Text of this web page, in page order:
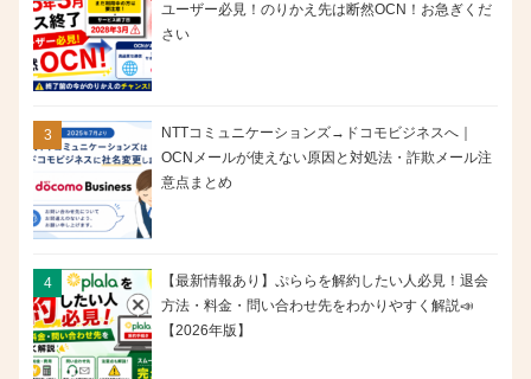
ユーザー必見！のりかえ先は断然OCN！お急ぎくだ
さい
NTTコミュニケーションズ→ドコモビジネスへ｜
OCNメールが使えない原因と対処法・詐欺メール注
意点まとめ
【最新情報あり】ぷららを解約したい人必見！退会
方法・料金・問い合わせ先をわかりやすく解説📣
【2026年版】